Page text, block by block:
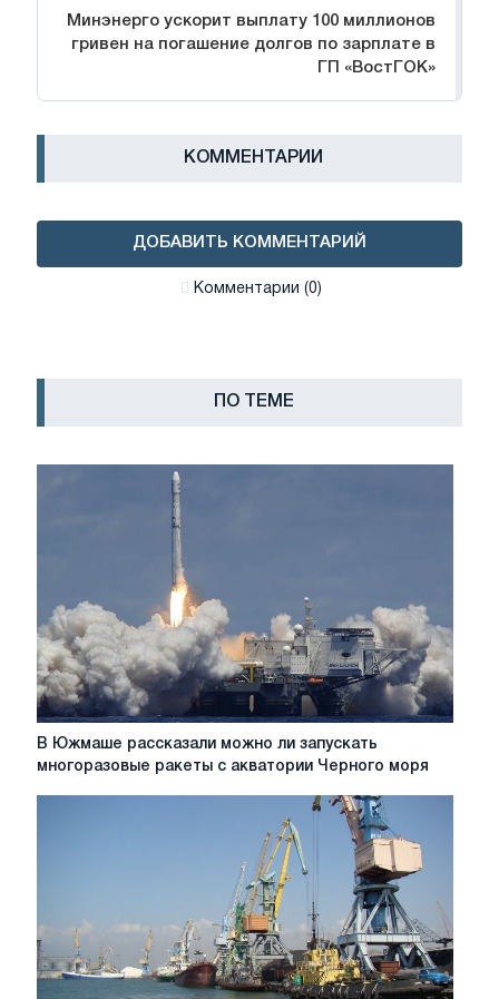
Минэнерго ускорит выплату 100 миллионов
гривен на погашение долгов по зарплате в
ГП «ВостГОК»
КОММЕНТАРИИ
ДОБАВИТЬ КОММЕНТАРИЙ
Комментарии (0)
ПО ТЕМЕ
В
акватории
Черного
В Южмаше рассказали можно ли запускать
многоразовые ракеты с акватории Черного моря